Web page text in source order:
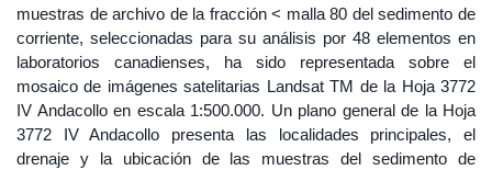
muestras de archivo de la fracción < malla 80 del sedimento de
corriente, seleccionadas para su análisis por 48 elementos en
laboratorios canadienses, ha sido representada sobre el
mosaico de imágenes satelitarias Landsat TM de la Hoja 3772
IV Andacollo en escala 1:500.000. Un plano general de la Hoja
3772 IV Andacollo presenta las localidades principales, el
drenaje y la ubicación de las muestras del sedimento de